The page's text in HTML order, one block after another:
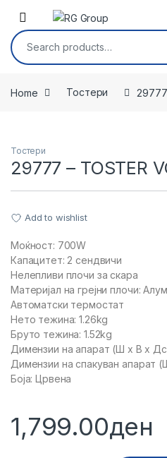
Skip to navigation
Skip to content
Open
Search for:
Home Тостери 29777
Тостери
29777 – TOSTER
Add to wishlist
Моќност: 700W
Капацитет: 2 сендвичи
Нелепливи плочи за скара
Материјал на грејни плочи:
Автоматски термостат
Нето тежина: 1.26kg
Бруто тежина: 1.52kg
Димензии на апарат (Ш x В x
Димензии на спакуван апарат
Боја: Црвена
1,799.00ден